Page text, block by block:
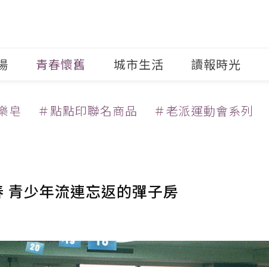
青春懷舊 城市生活 讀報時光
皂 ＃點點印聯名商品 ＃老派運動會系列
青少年流連忘返的彈子房